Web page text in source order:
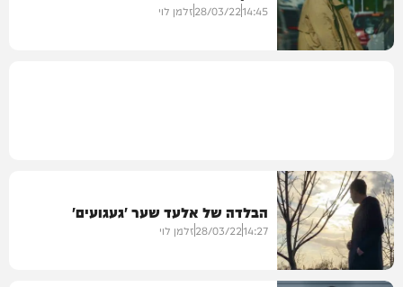
מיוזיק 14:45
28/03/22זלמן לוי
הבלדה של אלעד שער 'געגועים'
14:27
28/03/22זלמן לוי